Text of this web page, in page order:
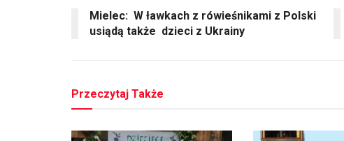
Mielec: W ławkach z rówieśnikami z Polski
usiądą także dzieci z Ukrainy
Przeczytaj Także